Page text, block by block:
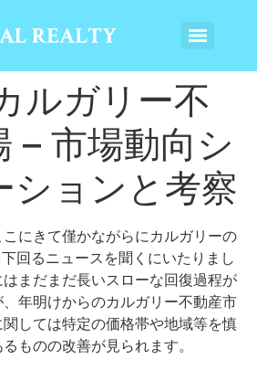
ルガリー不
– 市場動向シ
ションと考察
にきて僅かながらにカルガリーの
回るニュースを聞くにいたりまし
まだまだ長いスローな回復過程が
年明けからのカルガリー不動産市
しては特定の価格帯や地域等を慎
ものの改善が見られます。